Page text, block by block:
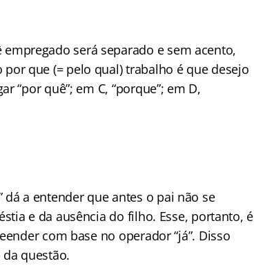
será separado e sem acento,
que (= pelo qual) trabalho é que desejo
“por quê”; em C, “porque”; em D,
dá a entender que antes o pai não se
e da ausência do filho. Esse, portanto, é
com base no operador “já”. Disso
questão.